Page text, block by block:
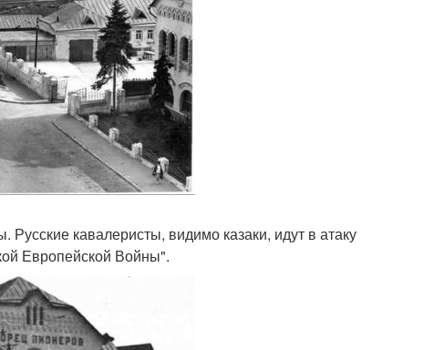
кавалеристы, видимо казаки, идут в атаку
Европейской Войны".